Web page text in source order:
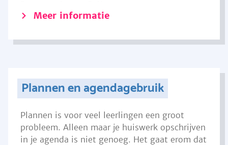
Meer informatie
Plannen en agendagebruik
Plannen is voor veel leerlingen een groot
probleem. Alleen maar je huiswerk opschrijven
in je agenda is niet genoeg. Het gaat erom dat